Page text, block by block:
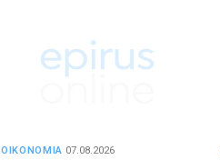
ΟΙΚΟΝΟΜΙΑ 07.08.2026